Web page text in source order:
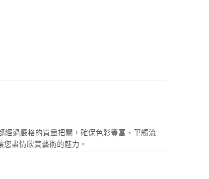
經過嚴格的質量把關，確保色彩豐富、筆觸流
盡情欣賞藝術的魅力。